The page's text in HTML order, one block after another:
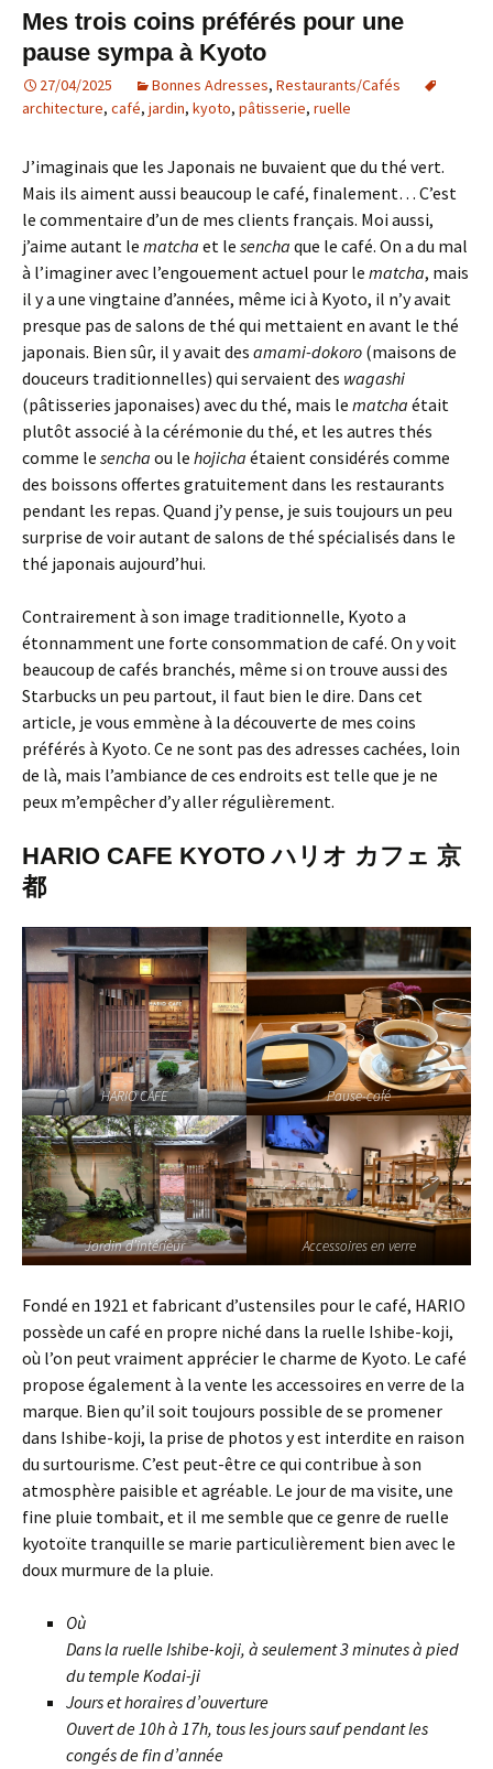
Mes trois coins préférés pour une
pause sympa à Kyoto
27/04/2025 Bonnes Adresses, Restaurants/Cafés
architecture, café, jardin, kyoto, pâtisserie, ruelle
J’imaginais que les Japonais ne buvaient que du thé vert.
Mais ils aiment aussi beaucoup le café, finalement… C’est
le commentaire d’un de mes clients français. Moi aussi,
j’aime autant le matcha et le sencha que le café. On a du mal
à l’imaginer avec l’engouement actuel pour le matcha, mais
il y a une vingtaine d’années, même ici à Kyoto, il n’y avait
presque pas de salons de thé qui mettaient en avant le thé
japonais. Bien sûr, il y avait des amami-dokoro (maisons de
douceurs traditionnelles) qui servaient des wagashi
(pâtisseries japonaises) avec du thé, mais le matcha était
plutôt associé à la cérémonie du thé, et les autres thés
comme le sencha ou le hojicha étaient considérés comme
des boissons offertes gratuitement dans les restaurants
pendant les repas. Quand j’y pense, je suis toujours un peu
surprise de voir autant de salons de thé spécialisés dans le
thé japonais aujourd’hui.
Contrairement à son image traditionnelle, Kyoto a
étonnamment une forte consommation de café. On y voit
beaucoup de cafés branchés, même si on trouve aussi des
Starbucks un peu partout, il faut bien le dire. Dans cet
article, je vous emmène à la découverte de mes coins
préférés à Kyoto. Ce ne sont pas des adresses cachées, loin
de là, mais l’ambiance de ces endroits est telle que je ne
peux m’empêcher d’y aller régulièrement.
HARIO CAFE KYOTO ハリオ カフェ 京
都
HARIO CAFE Pause-café
Jardin d’intérieur Accessoires en verre
Fondé en 1921 et fabricant d’ustensiles pour le café, HARIO
possède un café en propre niché dans la ruelle Ishibe-koji,
où l’on peut vraiment apprécier le charme de Kyoto. Le café
propose également à la vente les accessoires en verre de la
marque. Bien qu’il soit toujours possible de se promener
dans Ishibe-koji, la prise de photos y est interdite en raison
du surtourisme. C’est peut-être ce qui contribue à son
atmosphère paisible et agréable. Le jour de ma visite, une
fine pluie tombait, et il me semble que ce genre de ruelle
kyotoïte tranquille se marie particulièrement bien avec le
doux murmure de la pluie.
Où
Dans la ruelle Ishibe-koji, à seulement 3 minutes à pied
du temple Kodai-ji
Jours et horaires d’ouverture
Ouvert de 10h à 17h, tous les jours sauf pendant les
congés de fin d’année